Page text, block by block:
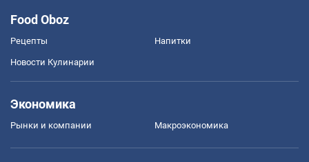
Food Oboz
Рецепты Напитки
Новости Кулинарии
Экономика
Рынки и компании Mакроэкономика